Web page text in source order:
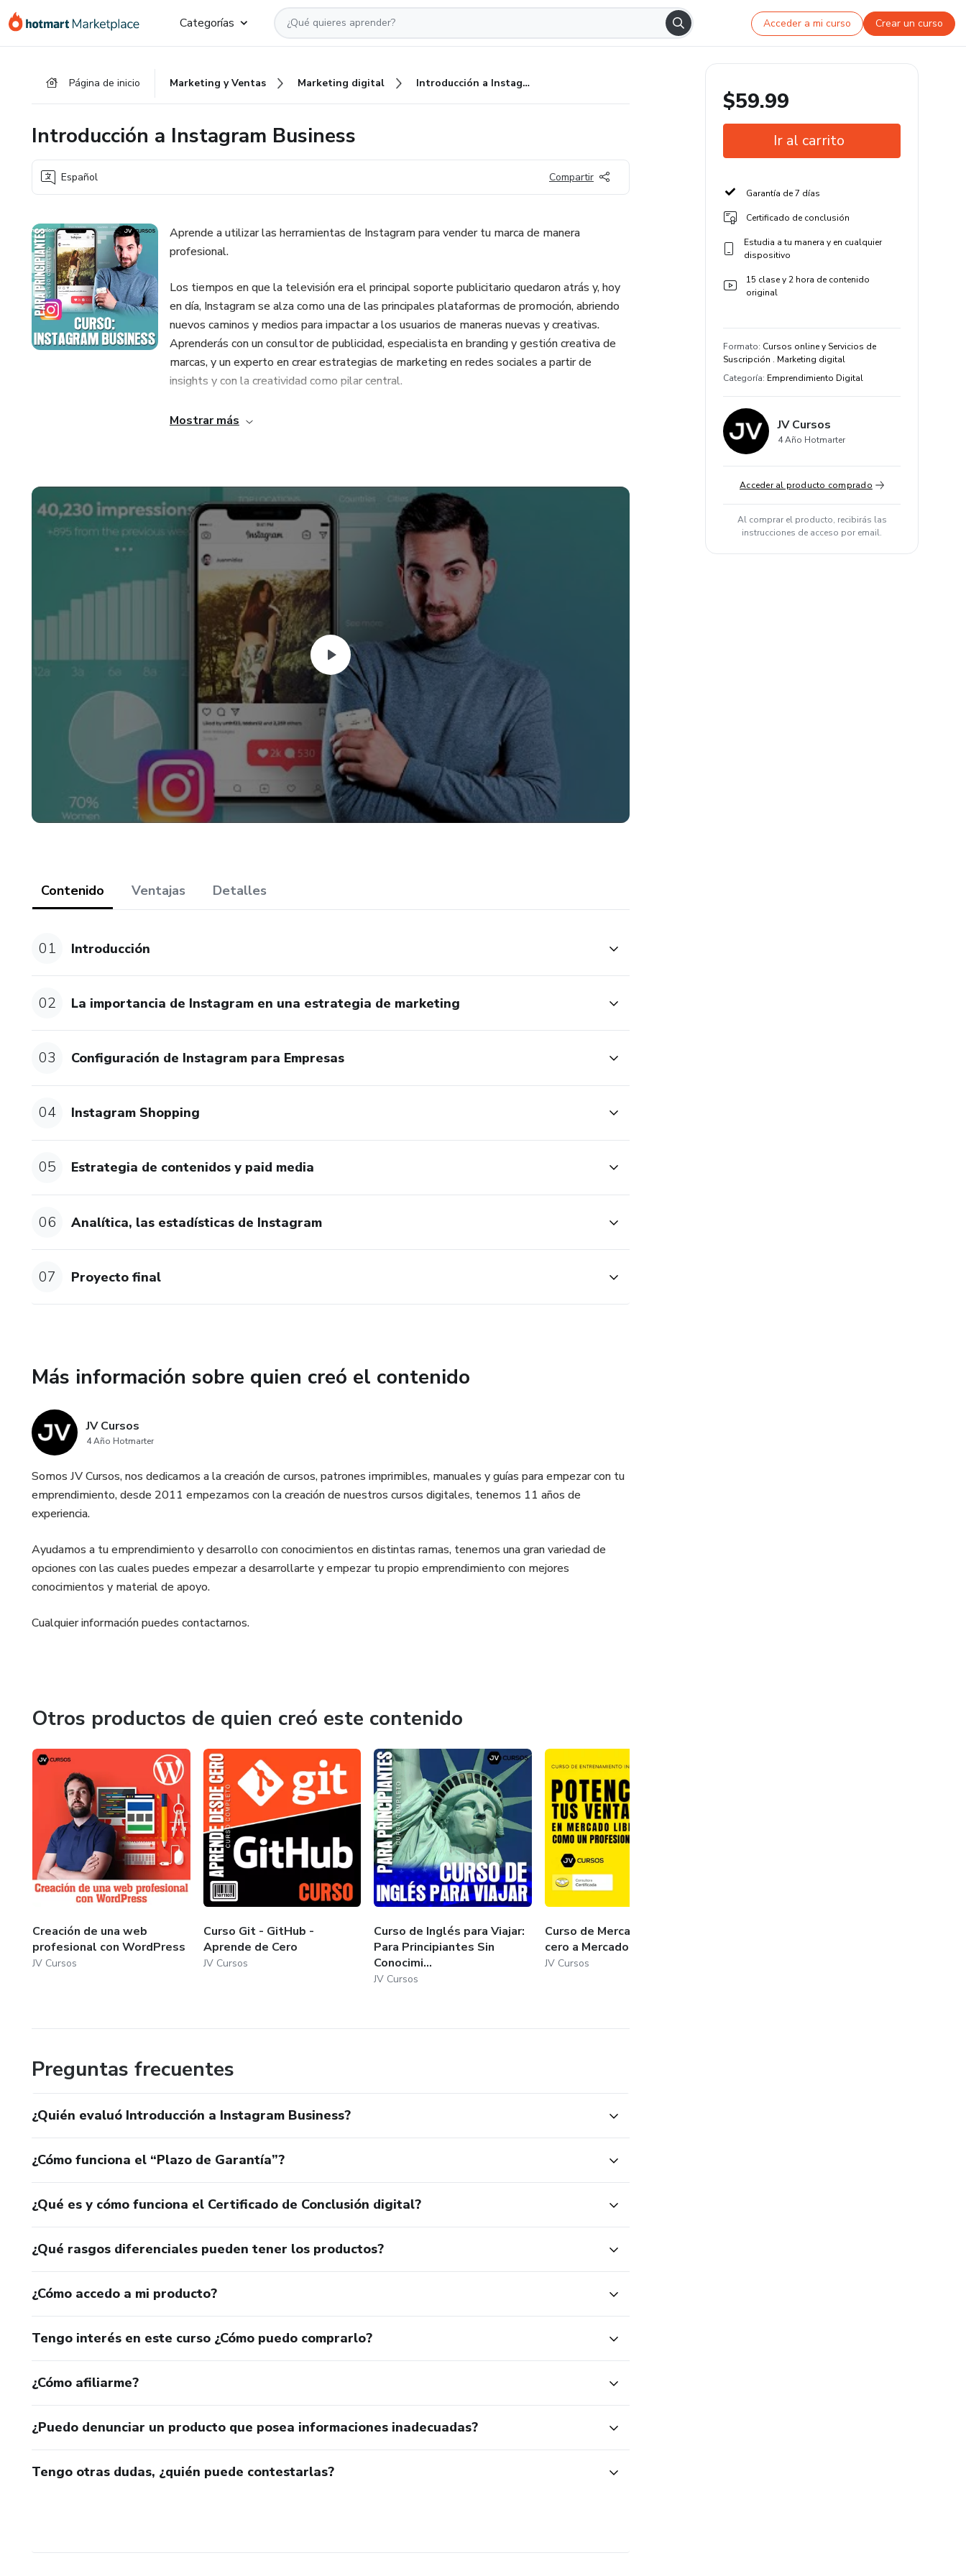
Categorías Acceder a mi curso Crear un curso
Página de inicio Marketing y Ventas Marketing digital Introducción a Instagram Business
Introducción a Instagram Business
Español Compartir
Aprende a utilizar las herramientas de Instagram para vender tu marca de manera
profesional.
Los tiempos en que la televisión era el principal soporte publicitario quedaron atrás y, hoy
en día, Instagram se alza como una de las principales plataformas de promoción, abriendo
nuevos caminos y medios para impactar a los usuarios de maneras nuevas y creativas.
Aprenderás con un consultor de publicidad, especialista en branding y gestión creativa de
marcas, y un experto en crear estrategias de marketing en redes sociales a partir de
insights y con la creatividad como pilar central.
En este curso te enseñaremos a aprovechar las herramientas básicas de Instagram
Crearás un perfil profesional en Instagram y configurarás una tienda desde la que podrás
etiquetar tus productos y venderlos directamente en redes sociales.
¿A quién está dirigido este curso online?
A creativos y personas que quieran dar a conocer su marca en Instagram de manera
Requisitos y materiales:
✔️ Solo necesitarás tener conocimientos básicos de redes sociales.
✔️ Con respecto a los materiales, deberás tener acceso a un teléfono móvil con la app de
Instagram instalada y un ordenador con conexión a internet.
Mostrar más
Contenido Ventajas Detalles
01 Introducción
02 La importancia de Instagram en una estrategia de marketing
03 Configuración de Instagram para Empresas
04 Instagram Shopping
05 Estrategia de contenidos y paid media
06 Analítica, las estadísticas de Instagram
07 Proyecto final
Más información sobre quien creó el contenido
JV Cursos
4 Año Hotmarter
Somos JV Cursos, nos dedicamos a la creación de cursos, patrones imprimibles, manuales y guías para empezar con tu
emprendimiento, desde 2011 empezamos con la creación de nuestros cursos digitales, tenemos 11 años de
experiencia.
Ayudamos a tu emprendimiento y desarrollo con conocimientos en distintas ramas, tenemos una gran variedad de
opciones con las cuales puedes empezar a desarrollarte y empezar tu propio emprendimiento con mejores
conocimientos y material de apoyo.
Cualquier información puedes contactarnos.
Otros productos de quien creó este contenido
Creación de una web
profesional con WordPress
JV Cursos
Curso Git - GitHub -
Aprende de Cero
JV Cursos
Curso de Inglés para Viajar:
Para Principiantes Sin
Conocimi...
JV Cursos
Curso de Mercado Libre - De
cero a Mercadolider!
JV Cursos
Preguntas frecuentes
¿Quién evaluó Introducción a Instagram Business?
¿Cómo funciona el “Plazo de Garantía”?
¿Qué es y cómo funciona el Certificado de Conclusión digital?
¿Qué rasgos diferenciales pueden tener los productos?
¿Cómo accedo a mi producto?
Tengo interés en este curso ¿Cómo puedo comprarlo?
¿Cómo afiliarme?
¿Puedo denunciar un producto que posea informaciones inadecuadas?
Tengo otras dudas, ¿quién puede contestarlas?
$59.99
Ir al carrito
Garantía de 7 días
Certificado de conclusión
Estudia a tu manera y en cualquier
dispositivo
15 clase y 2 hora de contenido
original
Formato: Cursos online y Servicios de
Suscripción . Marketing digital
Categoría: Emprendimiento Digital
JV Cursos
4 Año Hotmarter
Acceder al producto comprado
Al comprar el producto, recibirás las
instrucciones de acceso por email.